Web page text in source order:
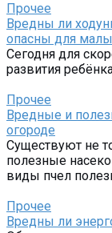
Прочее
Вредны ли
опасны для
Сегодня для
развития
Прочее
Вредные и
огороде
Существуют не
полезные
виды пчел
Прочее
Вредны ли